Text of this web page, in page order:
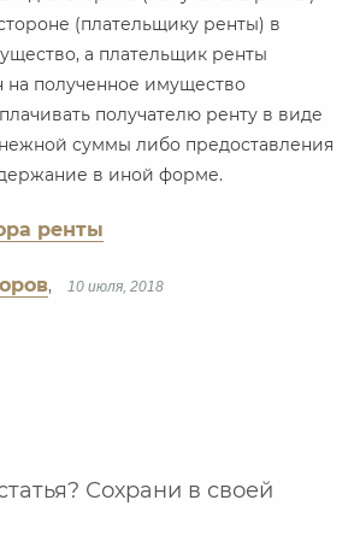
(плательщику ренты) в
а плательщик ренты
на полученное имущество
получателю ренту в виде
суммы либо предоставления
в иной форме.
ренты
, 10 июля, 2018
Сохрани в своей